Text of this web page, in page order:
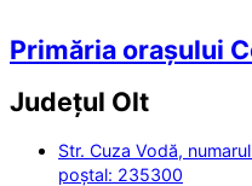
Primăria orașului
Județul Olt
Str. Cuza Vodă,
poștal: 235300